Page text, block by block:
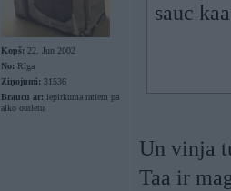
Kopš: 22. Jun 2002
No: Rīga
Ziņojumi: 31536
Braucu ar: iepirkuma ratiem pa
alko outletu
sauc
Un vinja
Taa ir